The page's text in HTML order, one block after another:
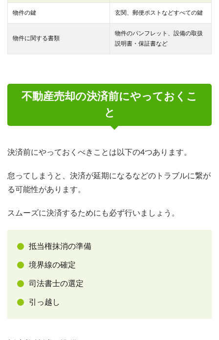
物件の鍵 玄関、郵便ポストなどすべての鍵
物件に関する書類
物件のパンフレット、設備の取扱
説明書・保証書など
不動産売却の決済前にやっておくこ
と
決済前にやっておくべきことは以下の4つあります。
怠ってしまうと、決済が延期になるなどのトラブルに繋が
る可能性があります。
スムーズに決済するためにも必ず行いましょう。
抵当権抹消の準備
境界線の確定
司法書士の選定
引っ越し